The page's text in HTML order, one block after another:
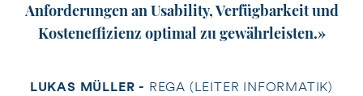
Anforderungen an Usability, Verfügbarkeit und
Kosteneffizienz optimal zu gewährleisten.»
LUKAS MÜLLER - REGA (LEITER INFORMATIK)